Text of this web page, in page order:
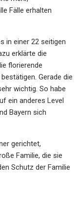
Fälle erhalten
in einer 22 seitigen
erklärte die
florierende
Gerade die
wichtig. So habe
ein anderes Level
Bayern sich
gerichtet,
Familie, die sie
Schutz der Familie